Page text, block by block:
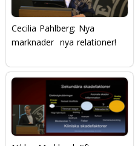
Cecilia Pahlberg: Nya
marknader  nya relationer!